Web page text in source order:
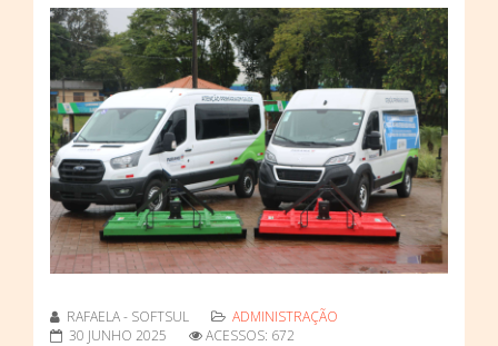
RAFAELA - SOFTSUL
ADMINISTRAÇÃO
30 JUNHO 2025
ACESSOS: 672